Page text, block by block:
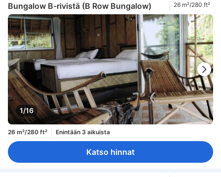
Bungalow B-rivistä (B Row Bungalow) 26 m²/280 ft²
1/16
26 m²/280 ft² Enintään 3 aikuista
Katso hinnat